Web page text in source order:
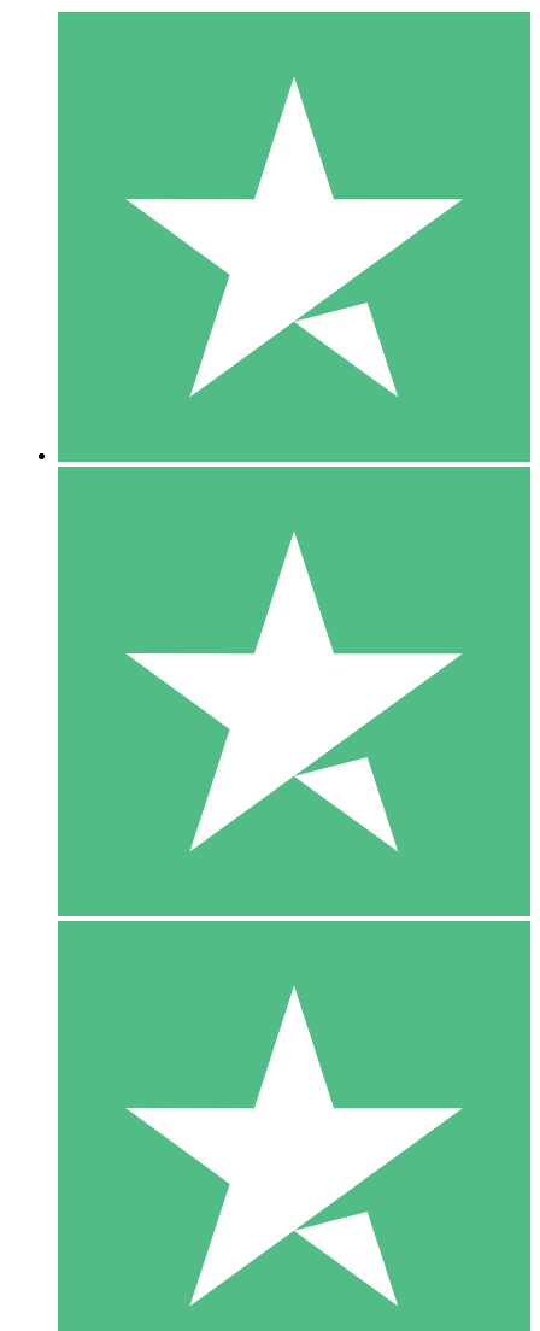
Packs de Crédits Individuels
Payez à l'utilisation avec des crédits de téléchargement. Sans
1 Téléchargement
10 00
10 Téléchargements
20 00